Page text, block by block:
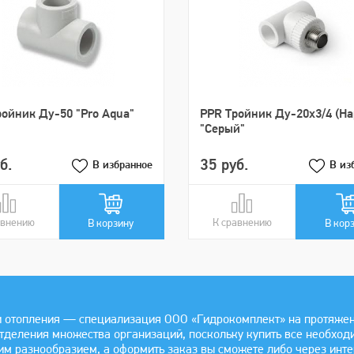
Ду-50 "Pro Aqua"
В избранное
В корзину
PPR Тройник Ду-20х3/4
"Серый"
35 руб. В
К сравнению
В сравнении В
— специализация ООО «Гидрокомплект» на
множества организаций, поскольку купить все
разнообразием, а оформить заказ вы сможете либо через